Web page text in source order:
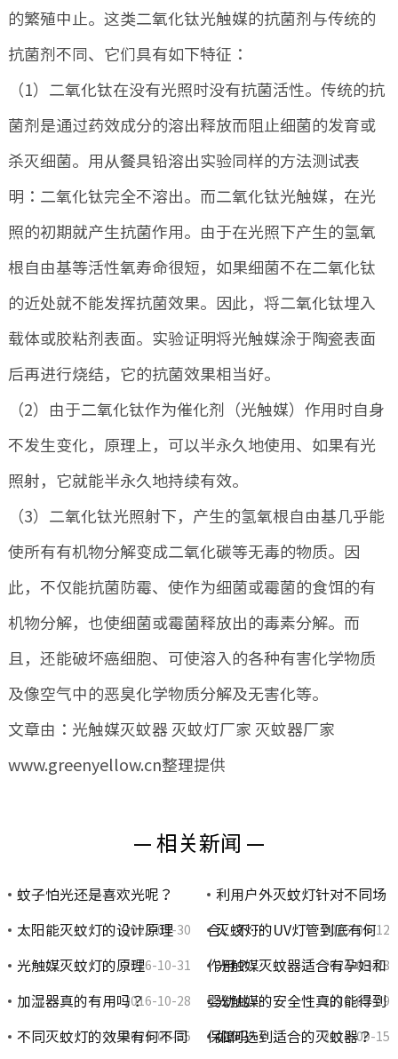
的繁殖中止。这类二氧化钛光触媒的抗菌剂与传统的
抗菌剂不同、它们具有如下特征：
（1）二氧化钛在没有光照时没有抗菌活性。传统的抗
菌剂是通过药效成分的溶出释放而阻止细菌的发育或
杀灭细菌。用从餐具铅溶出实验同样的方法测试表
明：二氧化钛完全不溶出。而二氧化钛光触媒，在光
照的初期就产生抗菌作用。由于在光照下产生的氢氧
根自由基等活性氧寿命很短，如果细菌不在二氧化钛
的近处就不能发挥抗菌效果。因此，将二氧化钛埋入
载体或胶粘剂表面。实验证明将光触媒涂于陶瓷表面
后再进行烧结，它的抗菌效果相当好。
（2）由于二氧化钛作为催化剂（光触媒）作用时自身
不发生变化，原理上，可以半永久地使用、如果有光
照射，它就能半永久地持续有效。
（3）二氧化钛光照射下，产生的氢氧根自由基几乎能
使所有有机物分解变成二氧化碳等无毒的物质。因
此，不仅能抗菌防霉、使作为细菌或霉菌的食饵的有
机物分解，也使细菌或霉菌释放出的毒素分解。而
且，还能破坏癌细胞、可使溶入的各种有害化学物质
及像空气中的恶臭化学物质分解及无害化等。
文章由：光触媒灭蚊器 灭蚊灯厂家 灭蚊器厂家
www.greenyellow.cn整理提供
— 相关新闻 —
蚊子怕光还是喜欢光呢？
2023-08-30
利用户外灭蚊灯针对不同场
合、不… 2015-03-12
太阳能灭蚊灯的设计原理
2016-10-31
灭蚊灯的UV灯管到底有何
作用？ 2023-08-28
光触媒灭蚊灯的原理
2016-10-28
光触媒灭蚊器适合有孕妇和
婴幼儿… 2016-02-29
加湿器真的有用吗？
2023-08-25
光触媒的安全性真的能得到
保障吗… 2014-09-15
不同灭蚊灯的效果有何不同 如何选到适合的灭蚊器？